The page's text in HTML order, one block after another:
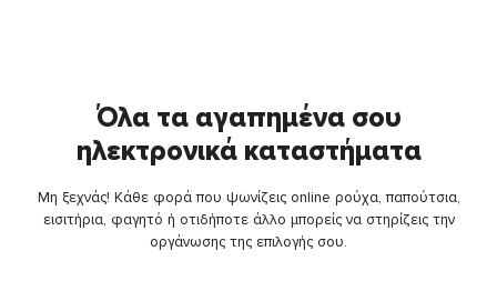
Όλα τα αγαπημένα σου
ηλεκτρονικά καταστήματα
Μη ξεχνάς! Κάθε φορά που ψωνίζεις online ρούχα, παπούτσια,
εισιτήρια, φαγητό ή οτιδήποτε άλλο μπορείς να στηρίζεις την
οργάνωσης της επιλογής σου.